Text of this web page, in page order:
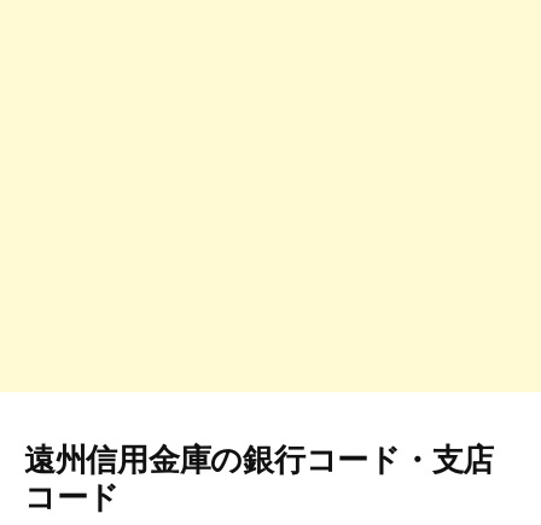
遠州信用金庫の銀行コード・支店
コード